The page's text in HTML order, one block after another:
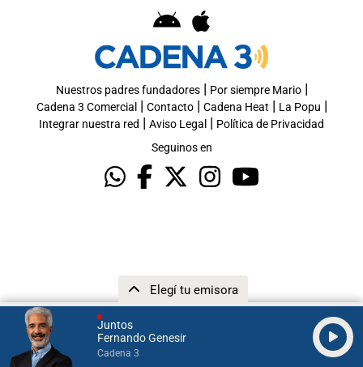
Juntos
Fernando Genesir
Cadena 3
Elegí tu emisora
Nuestros padres fundadores| Por siempre Mario|
Cadena 3 Comercial | Contacto| Cadena Heat | La Popu |
Integrar nuestra red | Aviso Legal | Política de Privacidad
Seguinos en